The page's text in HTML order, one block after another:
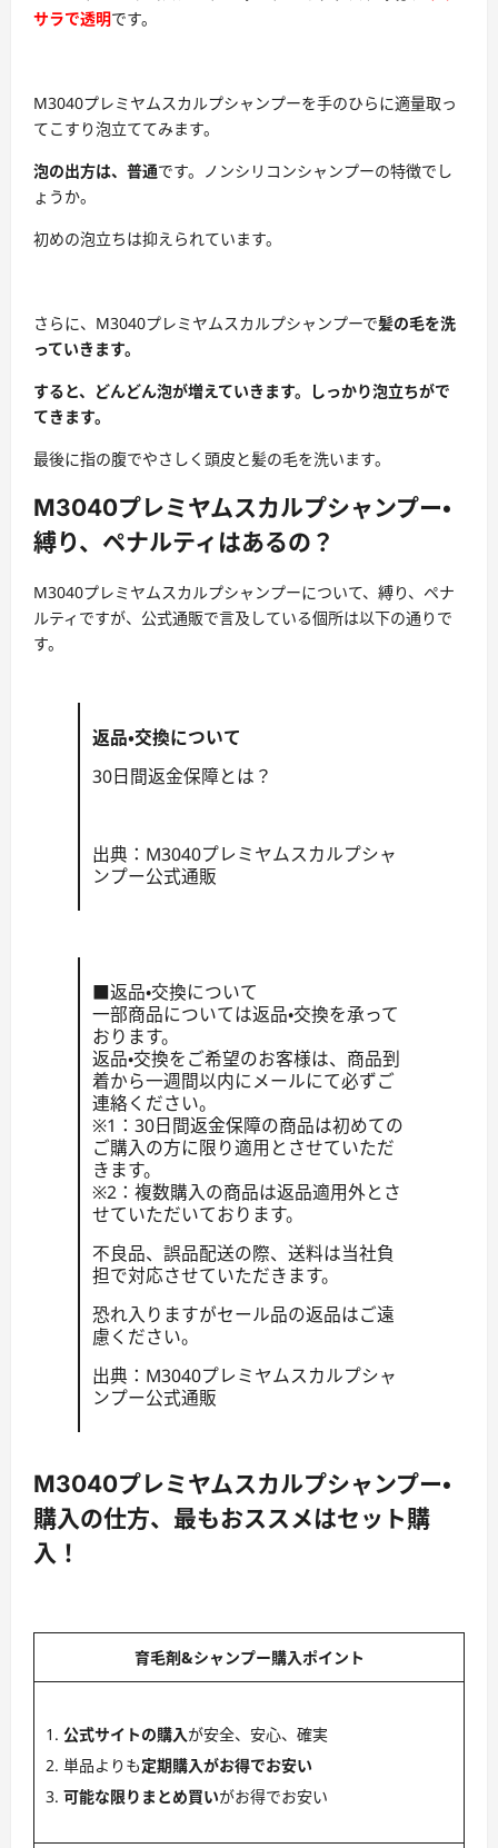
サラで透明です。
M3040プレミヤムスカルプシャンプーを手のひらに適量取っ
てこすり泡立ててみます。
泡の出方は、普通です。ノンシリコンシャンプーの特徴でし
ょうか。
初めの泡立ちは抑えられています。
さらに、M3040プレミヤムスカルプシャンプーで髪の毛を洗
っていきます。
すると、どんどん泡が増えていきます。しっかり泡立ちがで
てきます。
最後に指の腹でやさしく頭皮と髪の毛を洗います。
M3040プレミヤムスカルプシャンプー・
縛り、ペナルティはあるの？
M3040プレミヤムスカルプシャンプーについて、縛り、ペナ
ルティですが、公式通販で言及している個所は以下の通りで
す。
返品・交換について
30日間返金保障とは？
出典：M3040プレミヤムスカルプシャ
ンプー公式通販
■返品・交換について
一部商品については返品・交換を承って
おります。
返品・交換をご希望のお客様は、商品到
着から一週間以内にメールにて必ずご
連絡ください。
※1：30日間返金保障の商品は初めての
ご購入の方に限り適用とさせていただ
きます。
※2：複数購入の商品は返品適用外とさ
せていただいております。
不良品、誤品配送の際、送料は当社負
担で対応させていただきます。
恐れ入りますがセール品の返品はご遠
慮ください。
出典：M3040プレミヤムスカルプシャ
ンプー公式通販
M3040プレミヤムスカルプシャンプー・
購入の仕方、最もおススメはセット購
入！
育毛剤&シャンプー購入ポイント
公式サイトの購入が安全、安心、確実
単品よりも定期購入がお得でお安い
可能な限りまとめ買いがお得でお安い